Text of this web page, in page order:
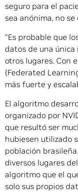
seguro para el
sea anónima, no
“Es probable que
datos de una
otros lugares. Con
(Federated
más fuerte y
El algoritmo
organizado por
que resultó ser
hubiesen utilizado
población
diversos lugares
algoritmo que el
solo sus propios